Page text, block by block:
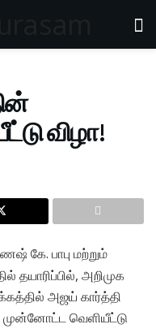
விழா!
கே. பாபு மற்றும்
தயாரிப்பில், அறிமுக
அஜய் கார்த்தி
முன்னோட்ட வெளியீட்டு